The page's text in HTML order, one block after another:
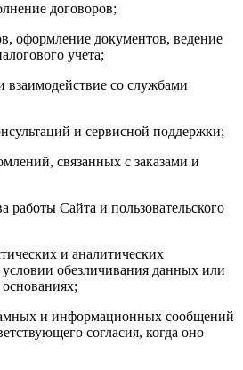
договоров;
оформление документов, ведение
учета;
взаимодействие со службами
и сервисной поддержки;
связанных с заказами и
работы Сайта и пользовательского
и аналитических
обезличивания данных или
и информационных сообщений
согласия, когда оно